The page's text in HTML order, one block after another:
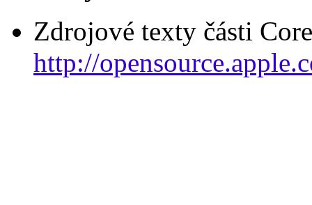
Zdrojové texty části
http://